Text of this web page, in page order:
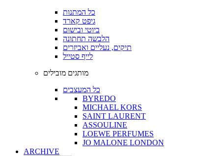
כל המתנות
גיפט קארד
ביוטי ובישום
הלבשה תחתונה
תיקים, נעליים ואביזרים
לייף סטייל
מותגים מובילים
כל המעצבים
BYREDO
MICHAEL KORS
SAINT LAURENT
ASSOULINE
LOEWE PERFUMES
JO MALONE LONDON
ARCHIVE